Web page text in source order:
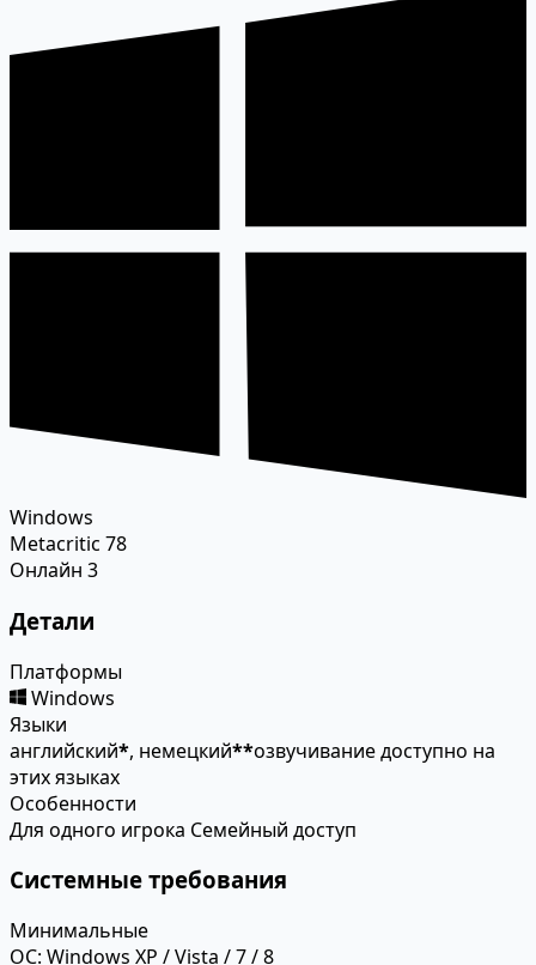
Windows
Metacritic 78
Онлайн 3
Детали
Платформы
Windows
Языки
английский*, немецкий**озвучивание доступно на
этих языках
Особенности
Для одного игрока Семейный доступ
Системные требования
Минимальные
ОС: Windows XP / Vista / 7 / 8